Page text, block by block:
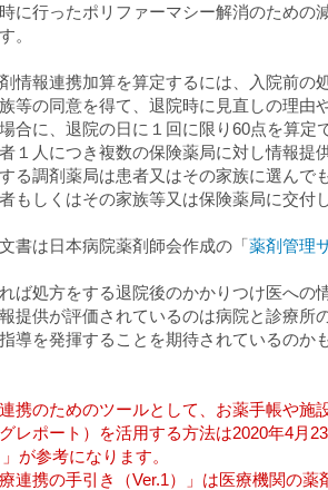
に行ったポリファーマシー解消のための
。
情報連携加算を算定するには、入院前の
等の同意を得て、退院時に見直しの理
合に、退院の日に１回に限り60点を算定
１人につき複数の保険薬局に対し情報提
る調剤薬局は患者又はその家族に選んで
もしくはその家族等又は保険薬局に交付
書は日本病院薬剤師会作成の「薬剤管理
ば処方をする退院後のかかりつけ医へ
提供が評価されているのは病院と診療
導を発揮することを期待されているのか
携のためのツールとして、お薬手帳や施
レポート）を活用する方法は2020年4月
」が参考になります。
療連携の手引き（Ver.1）」は医療機関の